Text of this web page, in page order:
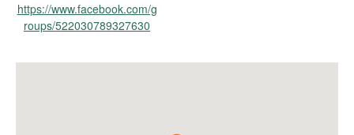
https://www.facebook.com/g
roups/522030789327630